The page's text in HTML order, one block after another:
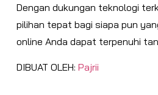
Dengan dukungan teknologi
pilihan tepat bagi siapa pun
online Anda dapat terpenuhi
DIBUAT OLEH: Pajrii